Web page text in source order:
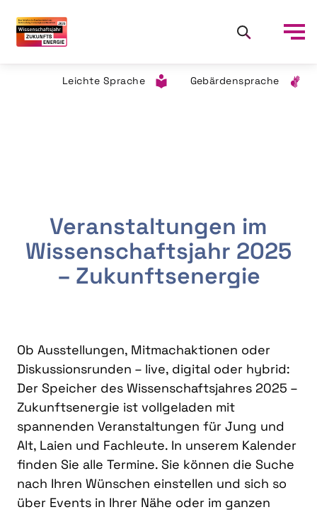
Leichte Sprache Gebärdensprache
Veranstaltungen im
Wissenschaftsjahr 2025
– Zukunftsenergie
Ob Ausstellungen, Mitmachaktionen oder
Diskussionsrunden – live, digital oder hybrid:
Der Speicher des Wissenschaftsjahres 2025 –
Zukunftsenergie ist vollgeladen mit
spannenden Veranstaltungen für Jung und
Alt, Laien und Fachleute. In unserem Kalender
finden Sie alle Termine. Sie können die Suche
nach Ihren Wünschen einstellen und sich so
über Events in Ihrer Nähe oder im ganzen